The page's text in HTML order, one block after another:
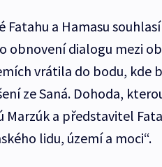
Fatahu a Hamasu
obnovení dialogu mezi
vrátila do bodu, kde
ze Saná. Dohoda,
Marzúk a představitel
lidu, území a moci“.